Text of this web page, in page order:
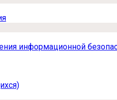
информационной